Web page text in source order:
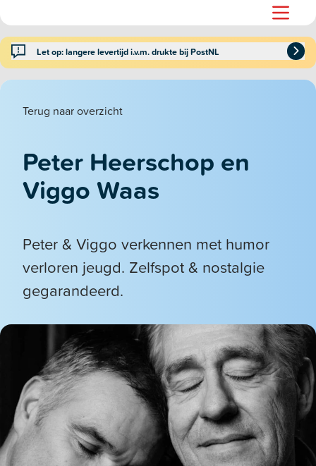
Let op: langere levertijd i.v.m. drukte bij PostNL
Terug naar overzicht
Peter Heerschop en
Viggo Waas
Peter & Viggo verkennen met humor
verloren jeugd. Zelfspot & nostalgie
gegarandeerd.